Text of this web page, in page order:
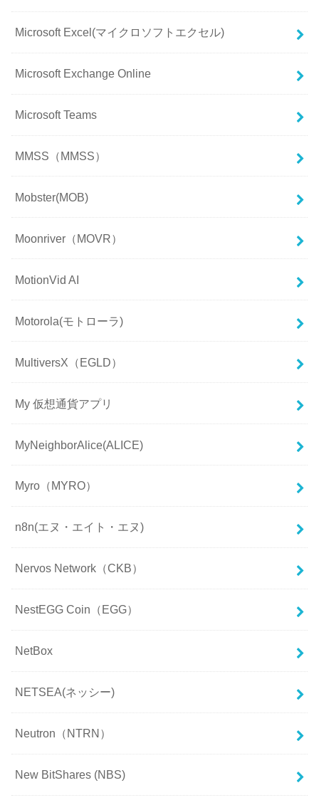
Microsoft Excel(マイクロソフトエクセル)
Microsoft Exchange Online
Microsoft Teams
MMSS（MMSS）
Mobster(MOB)
Moonriver（MOVR）
MotionVid AI
Motorola(モトローラ)
MultiversX（EGLD）
My 仮想通貨アプリ
MyNeighborAlice(ALICE)
Myro（MYRO）
n8n(エヌ・エイト・エヌ)
Nervos Network（CKB）
NestEGG Coin（EGG）
NetBox
NETSEA(ネッシー)
Neutron（NTRN）
New BitShares (NBS)